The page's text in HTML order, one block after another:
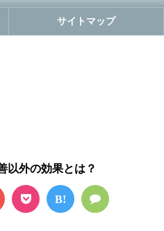
サイトマップ
以外の効果とは？
B!